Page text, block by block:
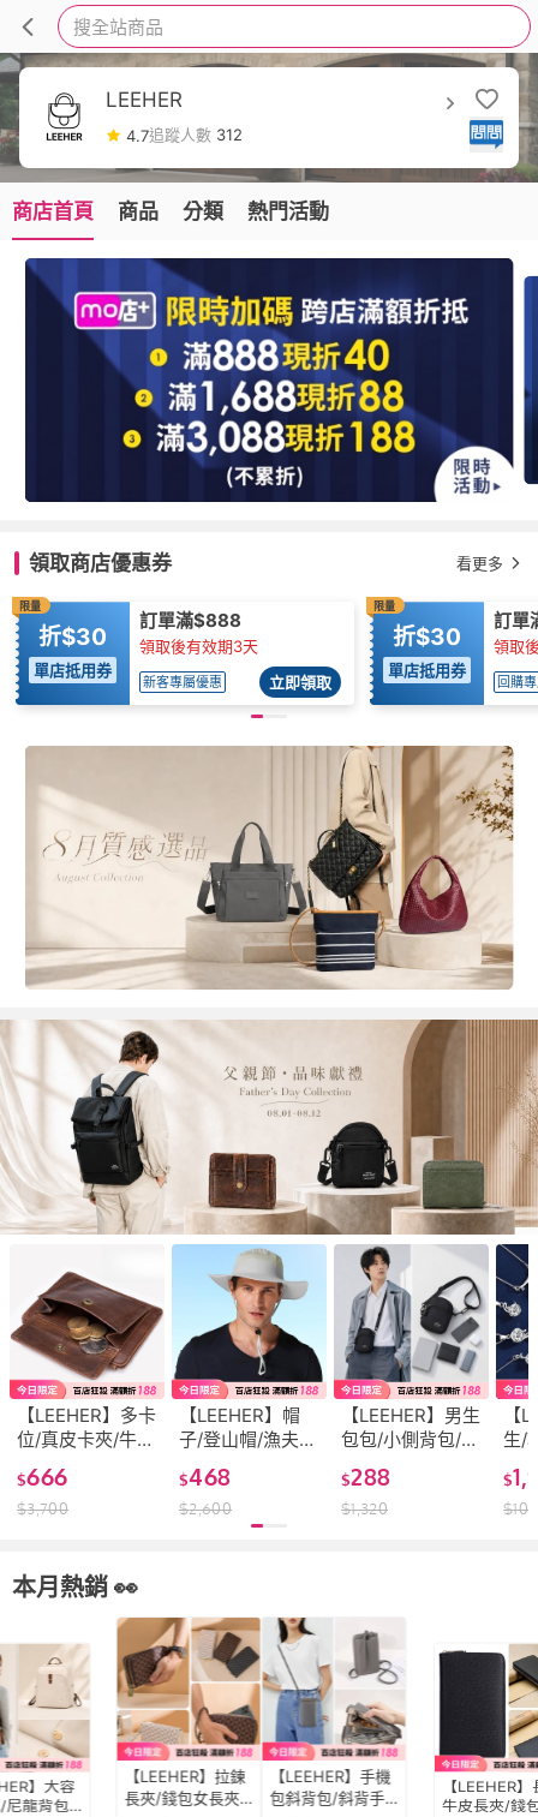
搜全站商品
LEEHER
4.7追蹤人數 312
商店首頁 商品 分類 熱門活動
領取商店優惠券 看更多
限量
折$30
單店抵用券
訂單滿$888
領取後有效期3天
新客專屬優惠 立即領取
限量
折$30
單店抵用券
訂單
領取
回購
【LEEHER】多卡
位/真皮卡夾/牛皮
零錢包/零錢包/二
折卡夾/收納包/短
夾/短款錢包/皮
片包
$666
$3,700
【LEEHER】帽
子/登山帽/漁夫
帽/大帽檐/戶外
帽/遮陽帽/休閒
帽/透氣帽/工裝
$468
$2,600
【LEEHER】男生
包包/小側背包/尼
龍斜背包/男生禮
物/斜背包/側背包
男/側背小包/登山
$288
$1,320
【
生/
二
飾/
純
$
$
本月熱銷 👀
】大容
尼龍背包/
【LEEHER】拉鍊
長夾/錢包女長夾/
【LEEHER】手機
包斜背包/斜背手
【LEEHER
牛皮長夾/錢